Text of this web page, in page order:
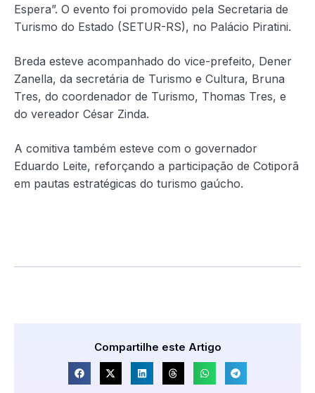
Espera”. O evento foi promovido pela Secretaria de
Turismo do Estado (SETUR-RS), no Palácio Piratini.
Breda esteve acompanhado do vice-prefeito, Dener
Zanella, da secretária de Turismo e Cultura, Bruna
Tres, do coordenador de Turismo, Thomas Tres, e
do vereador César Zinda.
A comitiva também esteve com o governador
Eduardo Leite, reforçando a participação de Cotiporã
em pautas estratégicas do turismo gaúcho.
Compartilhe este Artigo